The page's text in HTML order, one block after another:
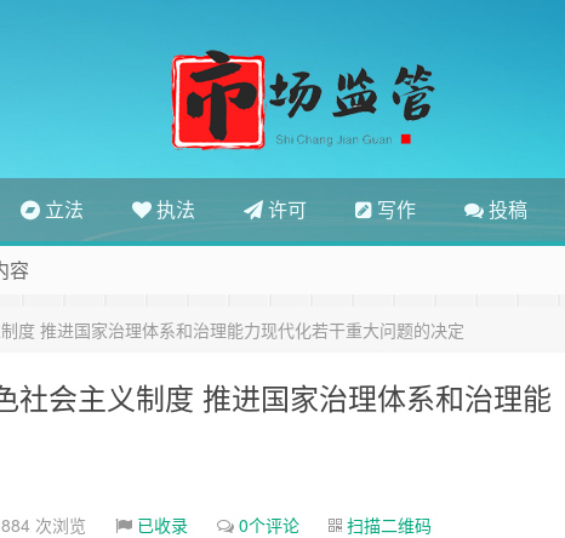
立法 执法 许可 写作 投稿
容
度 推进国家治理体系和治理能力现代化若干重大问题的决定
社会主义制度 推进国家治理体系和治理能
次浏览 已收录 0个评论 扫描二维码